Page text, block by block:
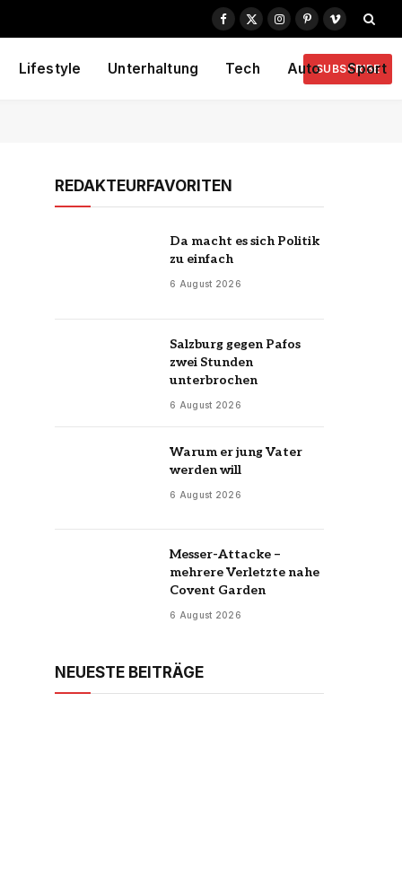
Facebook
X
Instagram
PinterestVimeo
Lifestyle Unterhaltung Tech Auto Sport
SUBSCRIBE
REDAKTEURFAVORITEN
Da macht es sich Politik
zu einfach
6 August 2026
Salzburg gegen Pafos
zwei Stunden
unterbrochen
6 August 2026
Warum er jung Vater
werden will
6 August 2026
Messer-Attacke –
mehrere Verletzte nahe
Covent Garden
6 August 2026
NEUESTE BEITRÄGE